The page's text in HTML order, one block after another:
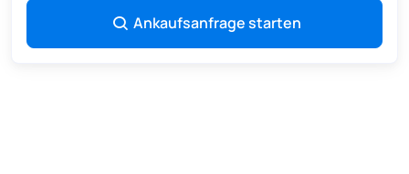
Ankaufsanfrage starten